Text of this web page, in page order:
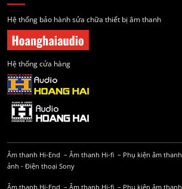
Hệ thống bảo hành sửa chữa thiết bị âm thanh
Hệ thống cửa hàng
Âm thanh Hi-End – Âm thanh Hi-fi – Phụ kiện âm thanh
ảnh - Điện thoại Sony
Âm thanh Hi-End – Âm thanh Hi-fi – Phụ kiện âm thanh